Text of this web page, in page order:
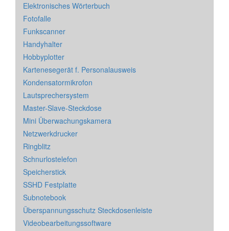
Elektronisches Wörterbuch
Fotofalle
Funkscanner
Handyhalter
Hobbyplotter
Kartenesegerät f. Personalausweis
Kondensatormikrofon
Lautsprechersystem
Master-Slave-Steckdose
Mini Überwachungskamera
Netzwerkdrucker
Ringblitz
Schnurlostelefon
Speicherstick
SSHD Festplatte
Subnotebook
Überspannungsschutz Steckdosenleiste
Videobearbeitungssoftware